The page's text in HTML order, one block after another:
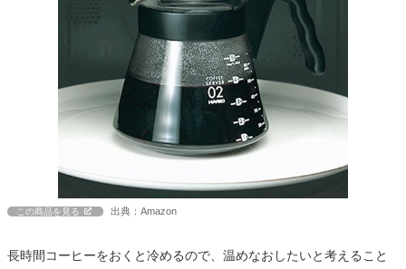
この商品を見る 出典：Amazon
長時間コーヒーをおくと冷めるので、温めなおしたいと考えること